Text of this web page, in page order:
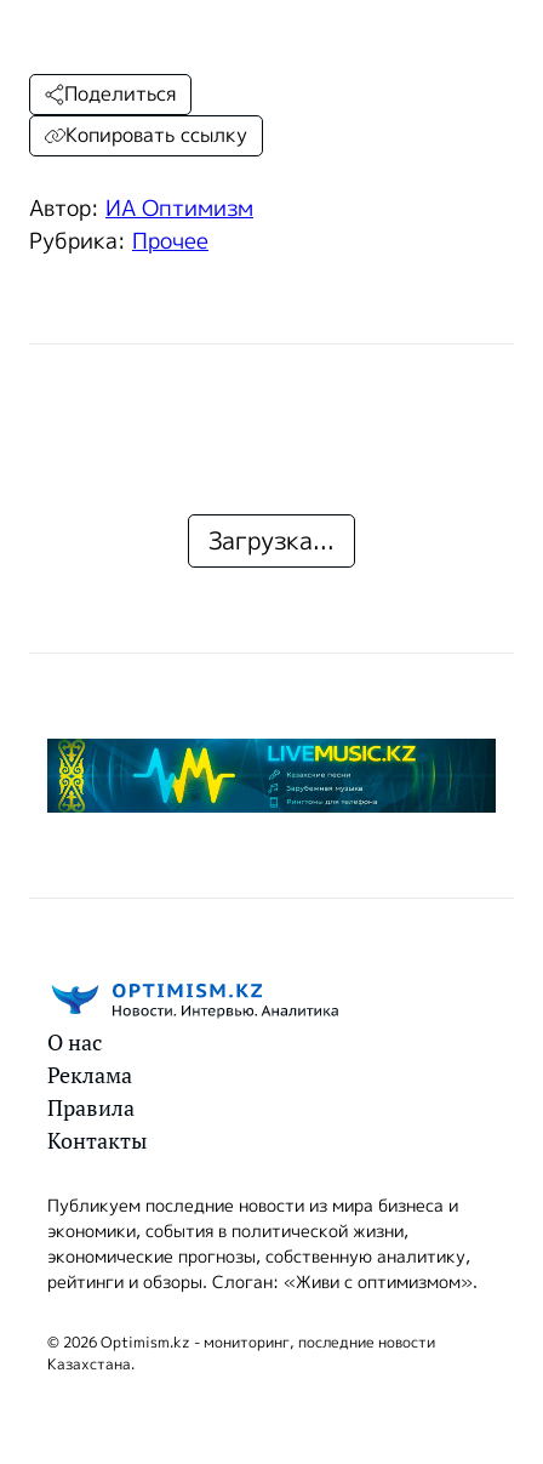
Автор: ИА Оптимизм
Рубрика: Прочее
Поделиться
Копировать ссылку
Загрузка...
О нас
Реклама
Правила
Контакты
Публикуем последние новости из мира бизнеса и
экономики, события в политической жизни,
экономические прогнозы, собственную аналитику,
рейтинги и обзоры. Слоган: «Живи с оптимизмом».
© 2026 Optimism.kz - мониторинг, последние новости
Казахстана.